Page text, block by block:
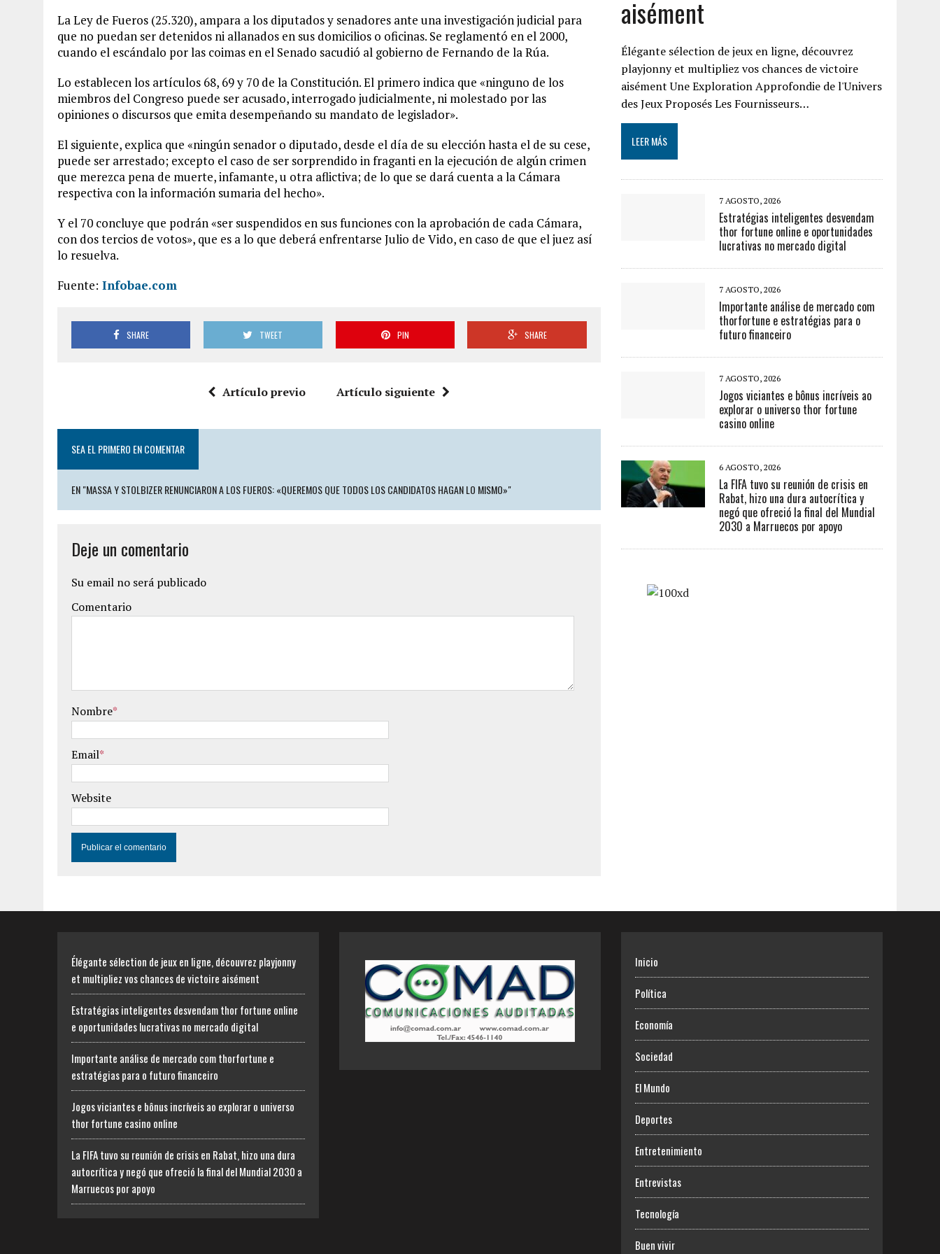
La Ley de Fueros (25.320), ampara a los diputados y senadores ante una investigación judicial para
que no puedan ser detenidos ni allanados en sus domicilios o oficinas. Se reglamentó en el 2000,
cuando el escándalo por las coimas en el Senado sacudió al gobierno de Fernando de la Rúa.
Lo establecen los artículos 68, 69 y 70 de la Constitución. El primero indica que «ninguno de los
miembros del Congreso puede ser acusado, interrogado judicialmente, ni molestado por las
opiniones o discursos que emita desempeñando su mandato de legislador».
El siguiente, explica que «ningún senador o diputado, desde el día de su elección hasta el de su cese,
puede ser arrestado; excepto el caso de ser sorprendido in fraganti en la ejecución de algún crimen
que merezca pena de muerte, infamante, u otra aflictiva; de lo que se dará cuenta a la Cámara
respectiva con la información sumaria del hecho».
Y el 70 concluye que podrán «ser suspendidos en sus funciones con la aprobación de cada Cámara,
con dos tercios de votos», que es a lo que deberá enfrentarse Julio de Vido, en caso de que el juez así
lo resuelva.
Fuente: Infobae.com
SHARE TWEET PIN SHARE
Artículo previo Artículo siguiente
SEA EL PRIMERO EN COMENTAR
EN "MASSA Y STOLBIZER RENUNCIARON A LOS FUEROS: «QUEREMOS QUE TODOS LOS CANDIDATOS HAGAN LO MISMO»"
Deje un comentario
Su email no será publicado
Comentario
Nombre*
Email*
Website
aisément
Élégante sélection de jeux en ligne, découvrez
playjonny et multipliez vos chances de victoire
aisément Une Exploration Approfondie de l'Univers
des Jeux Proposés Les Fournisseurs…
LEER MÁS
7 AGOSTO, 2026
Estratégias inteligentes desvendam
thor fortune online e oportunidades
lucrativas no mercado digital
7 AGOSTO, 2026
Importante análise de mercado com
thorfortune e estratégias para o
futuro financeiro
7 AGOSTO, 2026
Jogos viciantes e bônus incríveis ao
explorar o universo thor fortune
casino online
6 AGOSTO, 2026
La FIFA tuvo su reunión de crisis en
Rabat, hizo una dura autocrítica y
negó que ofreció la final del Mundial
2030 a Marruecos por apoyo
Élégante sélection de jeux en ligne, découvrez playjonny
et multipliez vos chances de victoire aisément
Estratégias inteligentes desvendam thor fortune online
e oportunidades lucrativas no mercado digital
Importante análise de mercado com thorfortune e
estratégias para o futuro financeiro
Jogos viciantes e bônus incríveis ao explorar o universo
thor fortune casino online
La FIFA tuvo su reunión de crisis en Rabat, hizo una dura
autocrítica y negó que ofreció la final del Mundial 2030 a
Marruecos por apoyo
Inicio
Política
Economía
Sociedad
El Mundo
Deportes
Entretenimiento
Entrevistas
Tecnología
Buen vivir